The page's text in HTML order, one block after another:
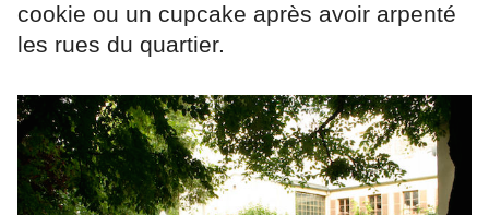
cookie ou un cupcake après avoir arpenté
les rues du quartier.